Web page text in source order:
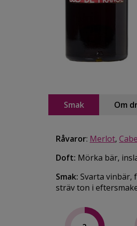
Smak Om
Råvaror: Merlot,
Doft: Mörka bär,
Smak: Svarta vinbär,
sträv ton i